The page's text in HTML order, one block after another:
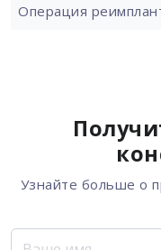
Операция
Узнайте больше о